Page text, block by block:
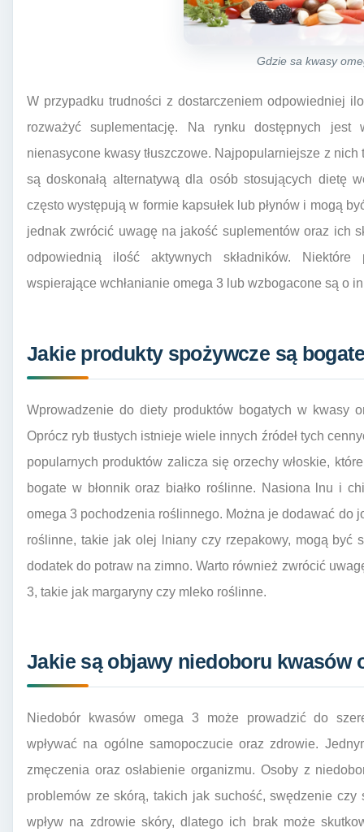
Gdzie sa kwasy
W przypadku trudności z dostarczeniem odpowiedniej
rozważyć suplementację. Na rynku dostępnych jest
nienasycone kwasy tłuszczowe. Najpopularniejsze z
są doskonałą alternatywą dla osób stosujących dietę
często występują w formie kapsułek lub płynów i mogą
jednak zwrócić uwagę na jakość suplementów oraz ich
odpowiednią ilość aktywnych składników. Niektóre
wspierające wchłanianie omega 3 lub wzbogacone są o
Jakie produkty spożywcze są
Wprowadzenie do diety produktów bogatych w kwasy
Oprócz ryb tłustych istnieje wiele innych źródeł tych
popularnych produktów zalicza się orzechy włoskie,
bogate w błonnik oraz białko roślinne. Nasiona lnu i
omega 3 pochodzenia roślinnego. Można je dodawać do
roślinne, takie jak olej lniany czy rzepakowy, mogą być
dodatek do potraw na zimno. Warto również zwrócić
3, takie jak margaryny czy mleko roślinne.
Jakie są objawy niedoboru kwasów
Niedobór kwasów omega 3 może prowadzić do
wpływać na ogólne samopoczucie oraz zdrowie.
zmęczenia oraz osłabienie organizmu. Osoby z
problemów ze skórą, takich jak suchość, swędzenie
wpływ na zdrowie skóry, dlatego ich brak może